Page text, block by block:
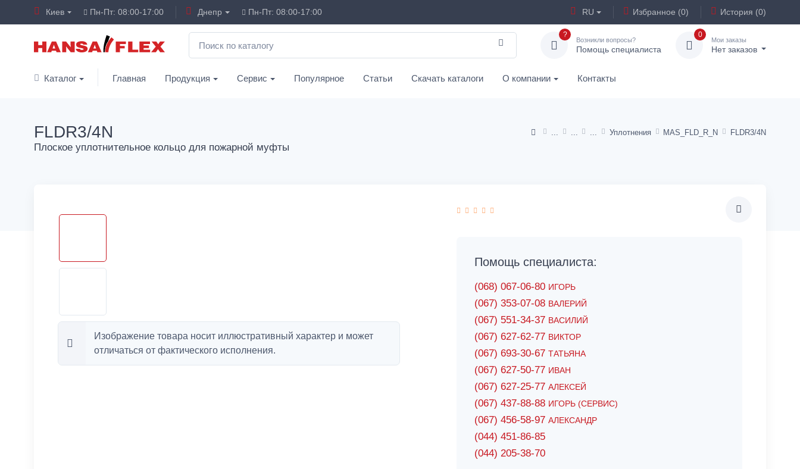
Киев Пн-Пт: 08:00-17:00 Днепр Пн-Пт: 08:00-17:00 RU Избранное (0) История (0)
?
Возникли вопросы?
Помощь специалиста
0
Мои заказы
Нет заказов
Каталог Главная Продукция Сервис Популярное Статьи Скачать каталоги О компании Контакты
Уплотнения MAS_FLD_R_N FLDR3/4N
FLDR3/4N
Плоское уплотнительное кольцо для пожарной муфты
Изображение товара носит иллюстративный характер и может
отличаться от фактического исполнения.
Помощь специалиста:
(068) 067-06-80 ИГОРЬ
(067) 353-07-08 ВАЛЕРИЙ
(067) 551-34-37 ВАСИЛИЙ
(067) 627-62-77 ВИКТОР
(067) 693-30-67 ТАТЬЯНА
(067) 627-50-77 ИВАН
(067) 627-25-77 АЛЕКСЕЙ
(067) 437-88-88 ИГОРЬ (СЕРВИС)
(067) 456-58-97 АЛЕКСАНДР
(044) 451-86-85
(044) 205-38-70